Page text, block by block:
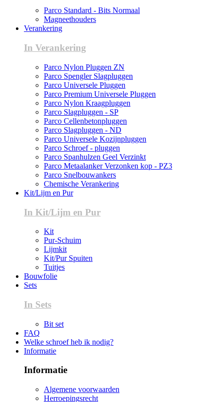
Parco Standard - Bits Normaal
Magneethouders
Verankering
In Verankering
Parco Nylon Pluggen ZN
Parco Spengler Slagpluggen
Parco Universele Pluggen
Parco Premium Universele Pluggen
Parco Nylon Kraagpluggen
Parco Slagpluggen - SP
Parco Cellenbetonpluggen
Parco Slagpluggen - ND
Parco Universele Kozijnpluggen
Parco Schroef - pluggen
Parco Spanhulzen Geel Verzinkt
Parco Metaalanker Verzonken kop - PZ3
Parco Snelbouwankers
Chemische Verankering
Kit/Lijm en Pur
In Kit/Lijm en Pur
Kit
Pur-Schuim
Lijmkit
Kit/Pur Spuiten
Tuitjes
Bouwfolie
Sets
In Sets
Bit set
FAQ
Welke schroef heb ik nodig?
Informatie
Informatie
Algemene voorwaarden
Herroepingsrecht